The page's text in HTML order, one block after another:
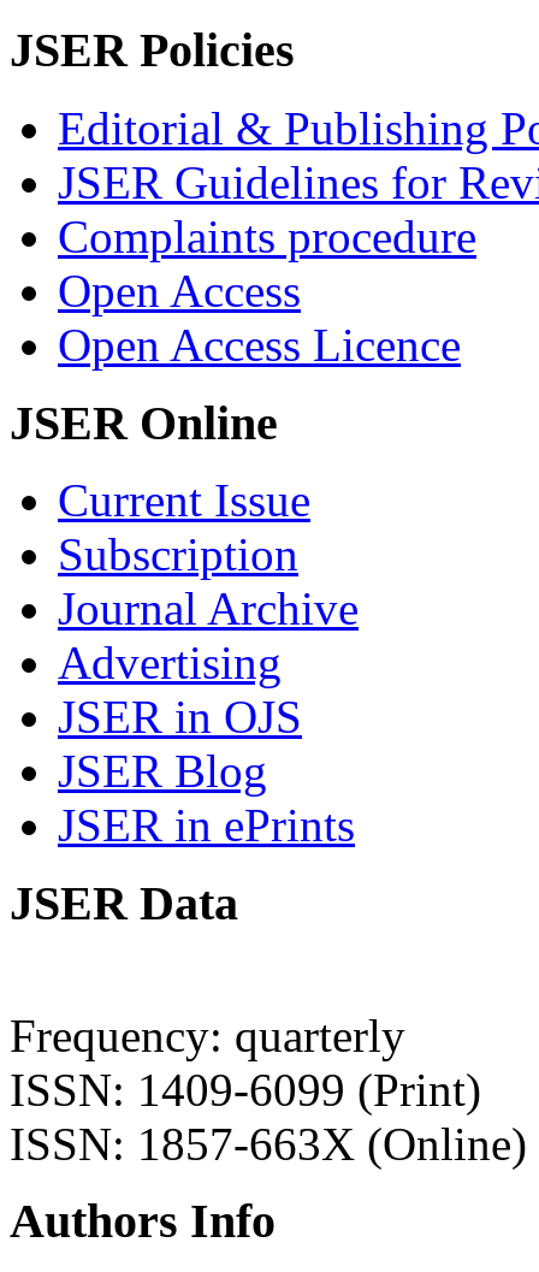
JSER Policies
Editorial & Publishing
JSER Guidelines for
Complaints procedure
Open Access
Open Access Licence
JSER Online
Current Issue
Subscription
Journal Archive
Advertising
JSER in OJS
JSER Blog
JSER in ePrints
JSER Data
Frequency: quarterly
ISSN: 1409-6099 (Print)
ISSN: 1857-663X (Online)
Authors Info